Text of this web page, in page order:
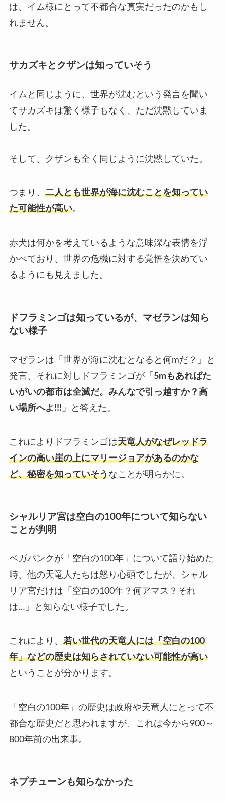
は、イム様にとって不都合な真実だったのかもし
れません。
サカズキとクザンは知っていそう
イムと同じように、世界が沈むという発言を聞い
てサカズキは驚く様子もなく、ただ沈黙していま
した。
そして、クザンも全く同じように沈黙していた。
つまり、 二人とも世界が海に沈むことを知ってい
た可能性が高い。
赤犬は何かを考えているような意味深な表情を浮
かべており、世界の危機に対する覚悟を決めてい
るようにも見えました。
ドフラミンゴは知っているが、マゼランは知ら
ない様子
マゼランは「世界が海に沈むとなると何mだ？」と
発言、それに対しドフラミンゴが「 5mもあればた
いがいの都市は全滅だ。みんなで引っ越すか？高
い場所へよ!!! 」と答えた。
これによりドフラミンゴは天竜人がなぜレッドラ
インの高い崖の上にマリージョアがあるのかな
ど、秘密を知っていそうなことが明らかに。
シャルリア宮は空白の100年について知らない
ことが判明
ベガパンクが「空白の100年」について語り始めた
時、他の天竜人たちは怒り心頭でしたが、シャル
リア宮だけは「空白の100年？何アマス？それ
は…」と知らない様子でした。
これにより、 若い世代の天竜人には「空白の100
年」などの歴史は知らされていない可能性が高い
ということが分かります。
「空白の100年」の歴史は政府や天竜人にとって不
都合な歴史だと思われますが、これは今から900～
800年前の出来事。
ネプチューンも知らなかった